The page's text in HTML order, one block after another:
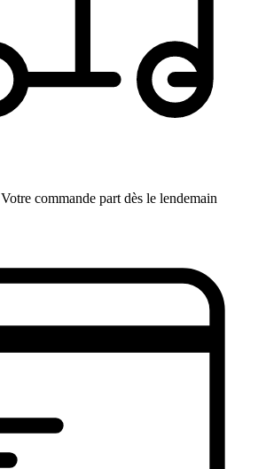
Votre commande part dès le lendemain